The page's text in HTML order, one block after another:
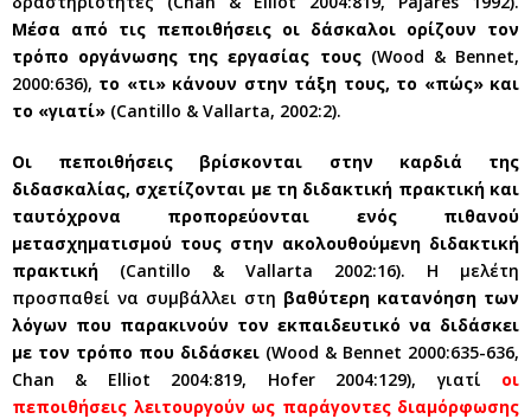
Μέσα από τις πεποιθήσεις οι δάσκαλοι ορίζουν τον
τρόπο οργάνωσης της εργασίας τους(Wood & Bennet,
2000:636), το «τι» κάνουν στην τάξη τους, το «πώς» και
το «γιατί» (Cantillo & Vallarta, 2002:2).
Οι πεποιθήσεις βρίσκονται στην καρδιά της
διδασκαλίας, σχετίζονται με τη διδακτική πρακτική και
ταυτόχρονα προπορεύονται ενός πιθανού
μετασχηματισμού τους στην ακολουθούμενη διδακτική
πρακτική (Cantillo & Vallarta 2002:16). Η μελέτη
προσπαθεί να συμβάλλει στη βαθύτερη κατανόηση των
λόγων που παρακινούν τον εκπαιδευτικό να διδάσκει
με τον τρόπο που διδάσκει (Wood & Bennet 2000:635-636,
Chan & Elliot 2004:819, Hofer 2004:129), γιατί οι
πεποιθήσεις λειτουργούν ως παράγοντες διαμόρφωσης